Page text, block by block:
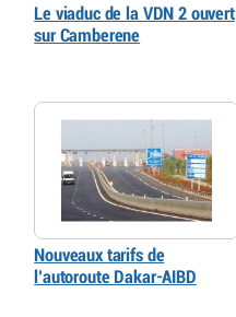
Le viaduc de la VDN 2 ouvert
sur Camberene
Nouveaux tarifs de
l’autoroute Dakar-AIBD